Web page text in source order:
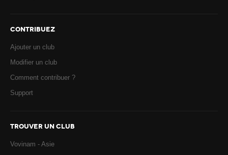
CONTRIBUEZ
Ajouter un club
Modifier un club
Comment contribuer ?
Support
TROUVER UN CLUB
Vovinam - Asie